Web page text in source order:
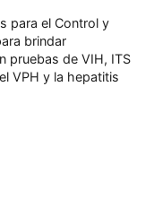
para el Control y
brindar
pruebas de VIH, ITS
VPH y la hepatitis